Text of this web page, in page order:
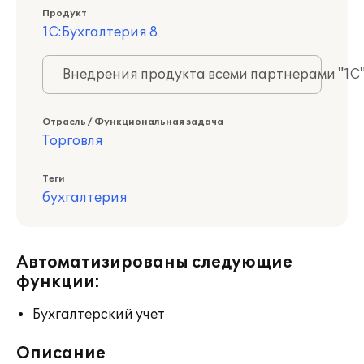
Продукт
1С:Бухгалтерия 8
Внедрения продукта всеми партнерами
Отрасль / Функциональная задача
Торговля
Теги
бухгалтерия
Автоматизированы следующие
функции:
Бухгалтерский учет
Описание